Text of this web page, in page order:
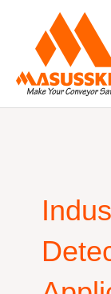
content